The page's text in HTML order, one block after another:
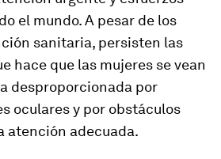
el mundo. A pesar de los
sanitaria, persisten las
hace que las mujeres se vean
desproporcionada por
oculares y por obstáculos
atención adecuada.